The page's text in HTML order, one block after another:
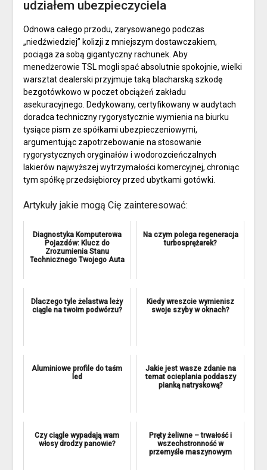
udziałem ubezpieczyciela
Odnowa całego przodu, zarysowanego podczas
„niedźwiedziej” kolizji z mniejszym dostawczakiem,
pociąga za sobą gigantyczny rachunek. Aby
menedżerowie TSL mogli spać absolutnie spokojnie, wielki
warsztat dealerski przyjmuje taką blacharską szkodę
bezgotówkowo w poczet obciążeń zakładu
asekuracyjnego. Dedykowany, certyfikowany w audytach
doradca techniczny rygorystycznie wymienia na biurku
tysiące pism ze spółkami ubezpieczeniowymi,
argumentując zapotrzebowanie na stosowanie
rygorystycznych oryginałów i wodorozcieńczalnych
lakierów najwyższej wytrzymałości komercyjnej, chroniąc
tym spółkę przedsiębiorcy przed ubytkami gotówki.
Artykuły jakie mogą Cię zainteresować:
Diagnostyka Komputerowa
Pojazdów: Klucz do
Zrozumienia Stanu
Technicznego Twojego Auta
Na czym polega regeneracja
turbosprężarek?
Dlaczego tyle żelastwa leży
ciągle na twoim podwórzu?
Kiedy wreszcie wymienisz
swoje szyby w oknach?
Aluminiowe profile do taśm
led
Jakie jest wasze zdanie na
temat ocieplania poddaszy
pianką natryskową?
Czy ciągle wypadają wam
włosy drodzy panowie?
Pręty żeliwne – trwałość i
wszechstronność w
przemyśle maszynowym